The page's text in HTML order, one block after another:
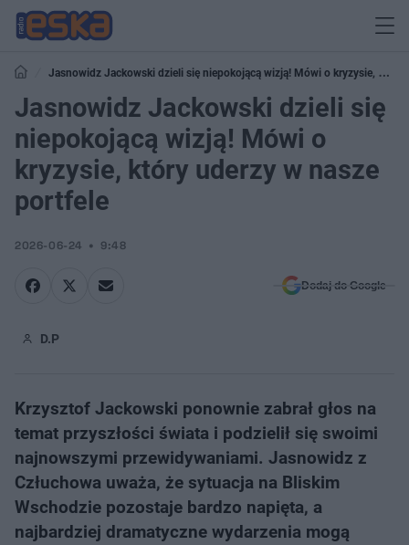
Jasnowidz Jackowski dzieli się niepokojącą wizją! Mówi o kryzysie, który
uderzy w nasze portfele
Jasnowidz Jackowski dzieli się
niepokojącą wizją! Mówi o
kryzysie, który uderzy w nasze
portfele
2026-06-24 9:48
Dodaj do Google
D.P
Krzysztof Jackowski ponownie zabrał głos na
temat przyszłości świata i podzielił się swoimi
najnowszymi przewidywaniami. Jasnowidz z
Człuchowa uważa, że sytuacja na Bliskim
Wschodzie pozostaje bardzo napięta, a
najbardziej dramatyczne wydarzenia mogą